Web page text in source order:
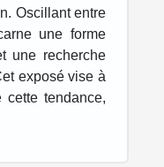
Oscillant entre
une forme
une recherche
exposé vise à
cette tendance,